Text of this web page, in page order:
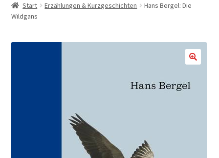
Kasse
Warenkorb
Start Erzählungen & Kurzgeschichten
Hans Bergel: Die
Wildgans